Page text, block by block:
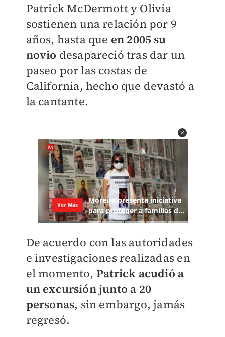
Patrick McDermott y Olivia
sostienen una relación por 9
años, hasta que en 2005 su
novio desapareció tras dar un
paseo por las costas de
California, hecho que devastó a
la cantante.
De acuerdo con las autoridades
e investigaciones realizadas en
el momento, Patrick acudió a
un excursión junto a 20
personas, sin embargo, jamás
regresó.